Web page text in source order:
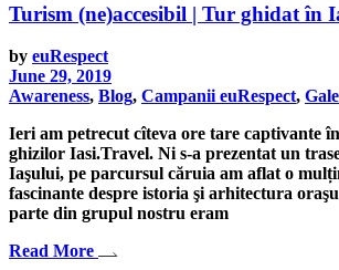
Turism (ne)accesibil | Tur ghidat în
by euRespect
June 29, 2019
Awareness, Blog, Campanii euRespect,
Ieri am petrecut cîteva ore tare captivante
ghizilor Iasi.Travel. Ni s-a prezentat un
Iaşului, pe parcursul căruia am aflat o
fascinante despre istoria şi arhitectura
parte din grupul nostru eram
Read More